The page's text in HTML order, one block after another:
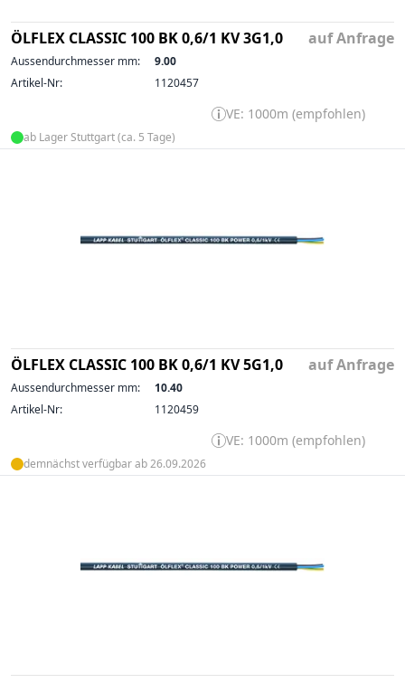
ÖLFLEX CLASSIC 100 BK 0,6/1 KV 3G1,0 auf Anfrage
Aussendurchmesser mm:
9.00
Artikel-Nr:
1120457
VE: 1000m (empfohlen)
ab Lager Stuttgart (ca. 5 Tage)
ÖLFLEX CLASSIC 100 BK 0,6/1 KV 5G1,0 auf Anfrage
Aussendurchmesser mm:
10.40
Artikel-Nr:
1120459
VE: 1000m (empfohlen)
demnächst verfügbar ab 26.09.2026